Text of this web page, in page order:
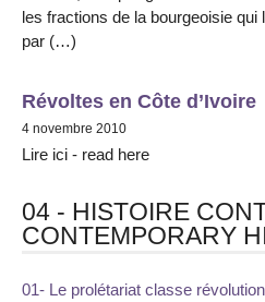
les fractions de la bourgeoisie qui
par (…)
Révoltes en Côte d’Ivoire
4 novembre 2010
Lire ici - read here
04 - HISTOIRE
CONTEMPORARY
01- Le prolétariat classe